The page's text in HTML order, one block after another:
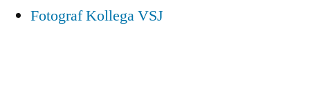
Fotograf Kollega VSJ